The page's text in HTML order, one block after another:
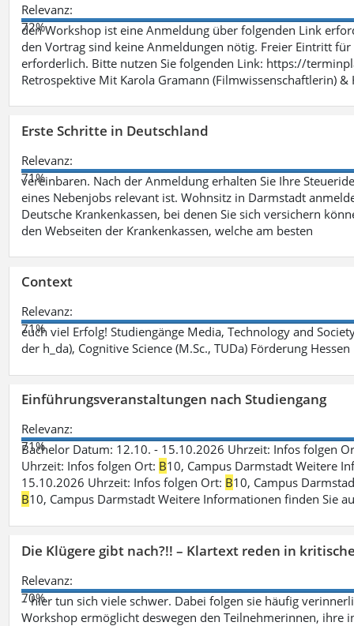
Relevanz:
72%
den Workshop ist eine Anmeldung über folgenden Link
den Vortrag sind keine Anmeldungen nötig. Freier Eintritt
erforderlich. Bitte nutzen Sie folgenden Link: https://
Retrospektive Mit Karola Gramann (Filmwissenschaftlerin) &
Erste Schritte in Deutschland
Relevanz:
71%
vereinbaren. Nach der Anmeldung erhalten Sie Ihre
eines Nebenjobs relevant ist. Wohnsitz in Darmstadt
Deutsche Krankenkassen, bei denen Sie sich versichern
den Webseiten der Krankenkassen, welche am besten
Context
Relevanz:
71%
euch viel Erfolg! Studiengänge Media, Technology and
der h_da), Cognitive Science (M.Sc., TUDa) Förderung
Einführungsveranstaltungen nach Studiengang
Relevanz:
71%
Bachelor Datum: 12.10. - 15.10.2026 Uhrzeit: Infos folgen
Uhrzeit: Infos folgen Ort: B10, Campus Darmstadt Weitere
15.10.2026 Uhrzeit: Infos folgen Ort: B10, Campus
B10, Campus Darmstadt Weitere Informationen finden Sie
Die Klügere gibt nach?!! – Klartext reden in
Relevanz:
70%
– hier tun sich viele schwer. Dabei folgen sie häufig
Workshop ermöglicht deswegen den Teilnehmerinnen, ihre